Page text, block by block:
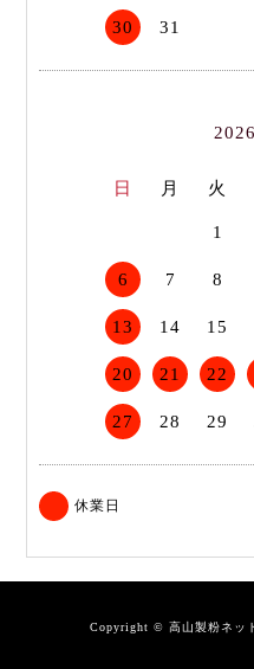
30 31
日 月 火
1
6 7 8
13 14 15
20 21 22
27 28 29
休業日
Copyright © 高山製粉ネッ